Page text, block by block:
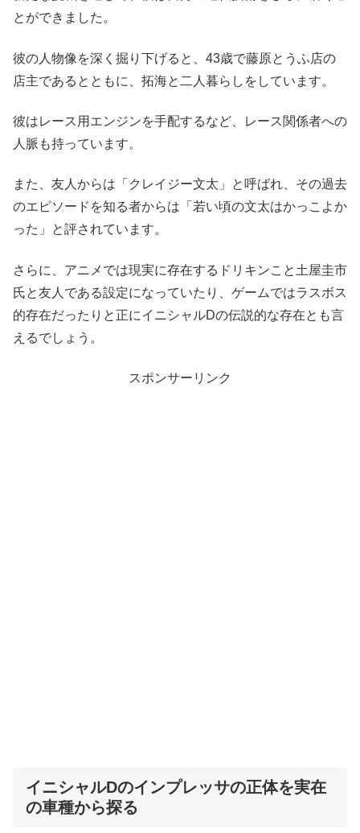
とができました。
彼の人物像を深く掘り下げると、43歳で藤原とうふ店の
店主であるとともに、拓海と二人暮らしをしています。
彼はレース用エンジンを手配するなど、レース関係者への
人脈も持っています。
また、友人からは「クレイジー文太」と呼ばれ、その過去
のエピソードを知る者からは「若い頃の文太はかっこよか
った」と評されています。
さらに、アニメでは現実に存在するドリキンこと土屋圭市
氏と友人である設定になっていたり、ゲームではラスボス
的存在だったりと正にイニシャルDの伝説的な存在とも言
えるでしょう。
スポンサーリンク
イニシャルDのインプレッサの正体を実在
の車種から探る